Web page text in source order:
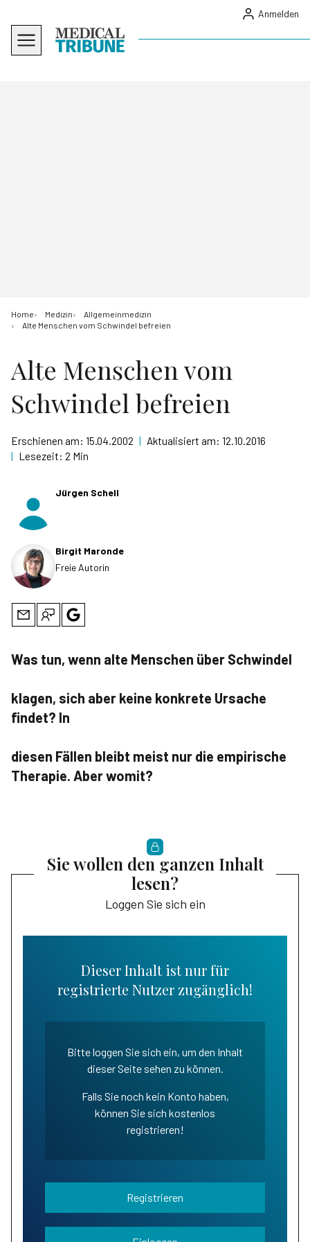
Anmelden
Home Medizin
Allgemeinmedizin
Alte Menschen vom Schwindel befreien
Alte Menschen vom
Schwindel befreien
Erschienen am: 15.04.2002 | Aktualisiert am: 12.10.2016
| Lesezeit: 2 Min
Jürgen Schell
Birgit Maronde
Freie Autorin
Was tun, wenn alte Menschen über Schwindel
klagen, sich aber keine konkrete Ursache
findet? In
diesen Fällen bleibt meist nur die empirische
Therapie. Aber womit?
Sie wollen den ganzen Inhalt
lesen?
Loggen Sie sich ein
Dieser Inhalt ist nur für
registrierte Nutzer zugänglich!
Bitte loggen Sie sich ein, um den Inhalt
dieser Seite sehen zu können.
Falls Sie noch kein Konto haben,
können Sie sich kostenlos
registrieren!
Registrieren